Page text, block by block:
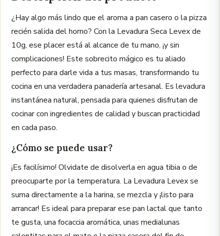
¿Hay algo más lindo que el aroma a pan casero o la pizza
recién salida del horno? Con la Levadura Seca Levex de
10g, ese placer está al alcance de tu mano, ¡y sin
complicaciones! Este sobrecito mágico es tu aliado
perfecto para darle vida a tus masas, transformando tu
cocina en una verdadera panadería artesanal. Es levadura
instantánea natural, pensada para quienes disfrutan de
cocinar con ingredientes de calidad y buscan practicidad
en cada paso.
¿Cómo se puede usar?
¡Es facilísimo! Olvidate de disolverla en agua tibia o de
preocuparte por la temperatura. La Levadura Levex se
suma directamente a la harina, se mezcla y ¡listo para
arrancar! Es ideal para preparar ese pan lactal que tanto
te gusta, una focaccia aromática, unas medialunas